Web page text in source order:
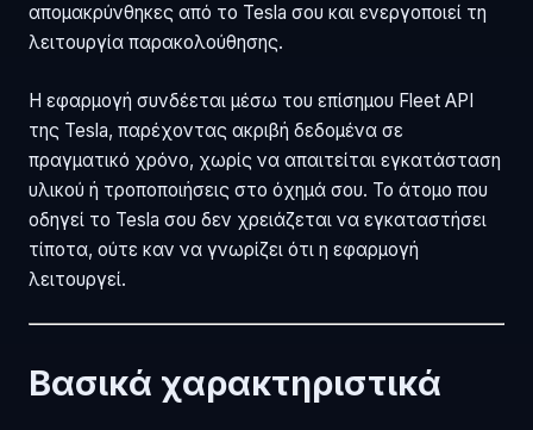
απομακρύνθηκες από το Tesla σου και ενεργοποιεί τη
λειτουργία παρακολούθησης.
Η εφαρμογή συνδέεται μέσω του επίσημου Fleet API
της Tesla, παρέχοντας ακριβή δεδομένα σε
πραγματικό χρόνο, χωρίς να απαιτείται εγκατάσταση
υλικού ή τροποποιήσεις στο όχημά σου. Το άτομο που
οδηγεί το Tesla σου δεν χρειάζεται να εγκαταστήσει
τίποτα, ούτε καν να γνωρίζει ότι η εφαρμογή
λειτουργεί.
Βασικά χαρακτηριστικά